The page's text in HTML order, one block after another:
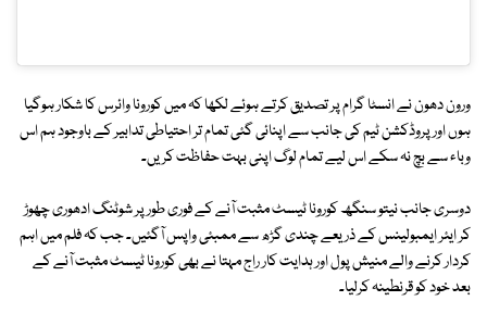
ورون دھون نے انسٹا گرام پر تصدیق کرتے ہوئے لکھا کہ میں کورونا وائرس کا شکار ہوگیا
ہوں اور پروڈکشن ٹیم کی جانب سے اپنائی گئی تمام تر احتیاطی تدابیر کے باوجود ہم اس
وباء سے بچ نہ سکے اس لیے تمام لوگ اپنی بہت حفاظت کریں۔
دوسری جانب نیتو سنگھ کورونا ٹیسٹ مثبت آنے کے فوری طور پر شوٹنگ ادھوری چھوڑ
کر ایئر ایمبولینس کے ذریعے چندی گڑھ سے ممبئی واپس آگئیں۔ جب کہ فلم میں اہم
کردار کرنے والے منیش پول اور ہدایت کار راج مہتا نے بھی کورونا ٹیسٹ مثبت آنے کے
بعد خود کو قرنطینہ کرلیا۔